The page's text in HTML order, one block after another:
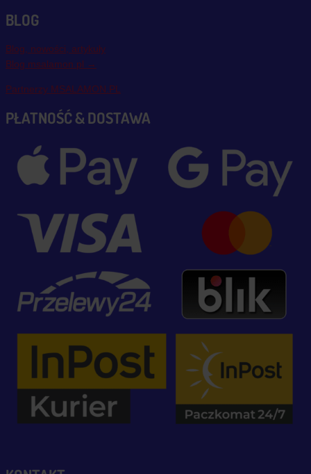
BLOG
Blog, nowości, artykuły
Blog msalamon.pl →
Partnerzy MSALAMON.PL
PŁATNOŚĆ & DOSTAWA